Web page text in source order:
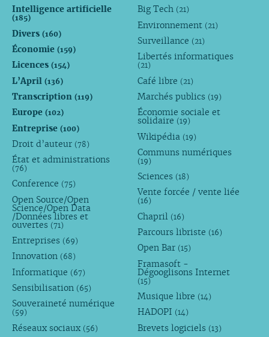
Intelligence artificielle
(185)
Divers (160)
Économie (159)
Licences (154)
L’April (136)
Transcription (119)
Europe (102)
Entreprise (100)
Droit d’auteur (78)
État et administrations
(76)
Conference (75)
Open Source/Open
Science/Open Data
/Données libres et
ouvertes (71)
Entreprises (69)
Innovation (68)
Informatique (67)
Sensibilisation (65)
Souveraineté numérique
(59)
Réseaux sociaux (56)
Big Tech (21)
Environnement (21)
Surveillance (21)
Libertés informatiques
(21)
Café libre (21)
Marchés publics (19)
Économie sociale et
solidaire (19)
Wikipédia (19)
Communs numériques
(19)
Sciences (18)
Vente forcée / vente liée
(16)
Chapril (16)
Parcours libriste (16)
Open Bar (15)
Framasoft -
Dégooglisons Internet
(15)
Musique libre (14)
HADOPI (14)
Brevets logiciels (13)